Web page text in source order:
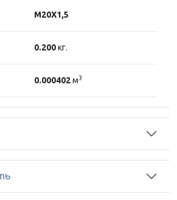
M20X1,5
0.200кг.
0.000402м3